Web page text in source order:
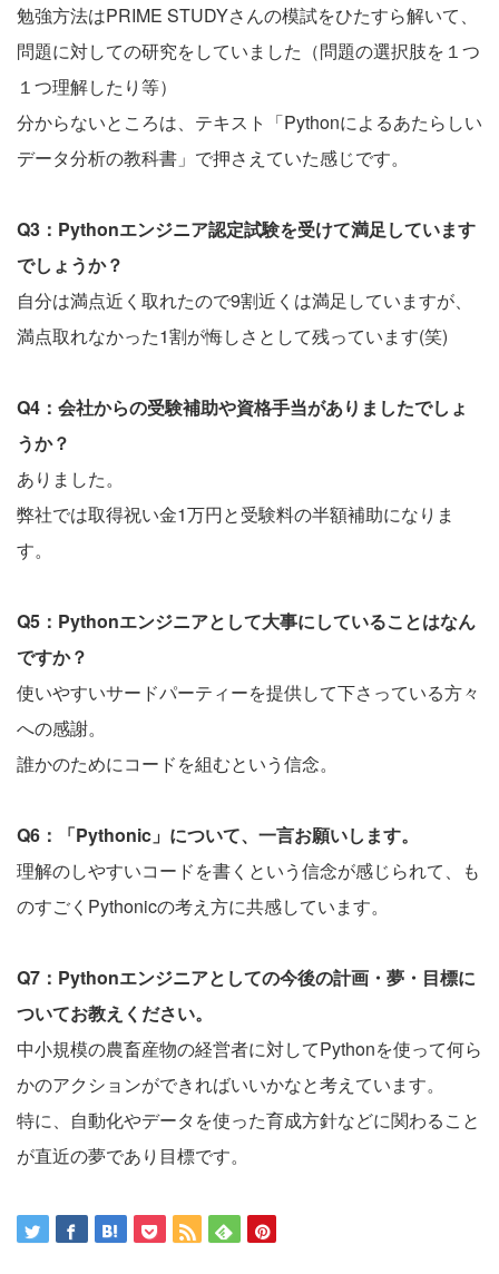
勉強方法はPRIME STUDYさんの模試をひたすら解いて、
問題に対しての研究をしていました（問題の選択肢を１つ
１つ理解したり等）
分からないところは、テキスト「Pythonによるあたらしい
データ分析の教科書」で押さえていた感じです。
Q3：Pythonエンジニア認定試験を受けて満足しています
でしょうか？
自分は満点近く取れたので9割近くは満足していますが、
満点取れなかった1割が悔しさとして残っています(笑)
Q4：会社からの受験補助や資格手当がありましたでしょ
うか？
ありました。
弊社では取得祝い金1万円と受験料の半額補助になりま
す。
Q5：Pythonエンジニアとして大事にしていることはなん
ですか？
使いやすいサードパーティーを提供して下さっている方々
への感謝。
誰かのためにコードを組むという信念。
Q6：「Pythonic」について、一言お願いします。
理解のしやすいコードを書くという信念が感じられて、も
のすごくPythonicの考え方に共感しています。
Q7：Pythonエンジニアとしての今後の計画・夢・目標に
ついてお教えください。
中小規模の農畜産物の経営者に対してPythonを使って何ら
かのアクションができればいいかなと考えています。
特に、自動化やデータを使った育成方針などに関わること
が直近の夢であり目標です。